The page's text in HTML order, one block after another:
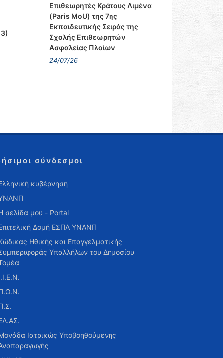
Επιθεωρητές Κράτους Λιμένα
(Paris MoU) της 7ης
Εκπαιδευτικής Σειράς της
Σχολής Επιθεωρητών
Ασφαλείας Πλοίων
24/07/26
σύνδεσμοι
κυβέρνηση
σελίδα μου - Portal
Δομή ΕΣΠΑ ΥΝΑΝΠ
Ηθικής και Επαγγελματικής
Υπαλλήλων του Δημοσίου
Ιατρικώς Υποβοηθούμενης